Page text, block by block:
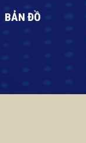
BẢN ĐỒ